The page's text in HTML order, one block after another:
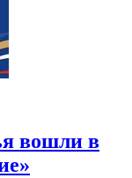
вошли в